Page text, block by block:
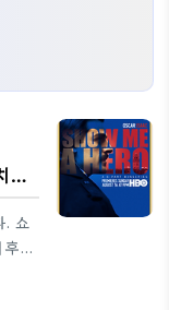
적
. 쇼
반
명